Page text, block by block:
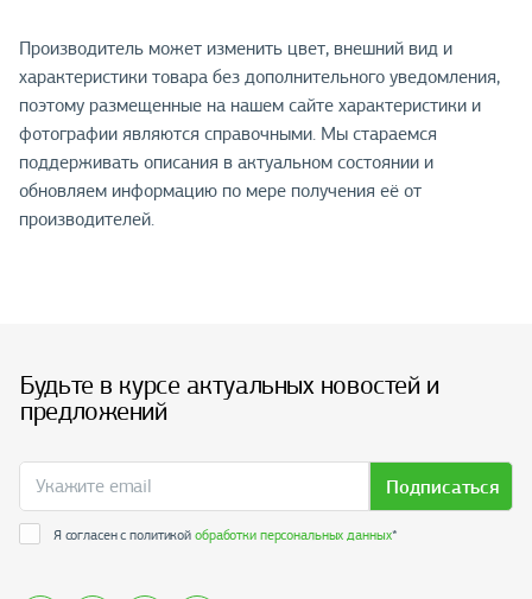
Производитель может изменить цвет, внешний вид и
характеристики товара без дополнительного уведомления,
поэтому размещенные на нашем сайте характеристики и
фотографии являются справочными. Мы стараемся
поддерживать описания в актуальном состоянии и
обновляем информацию по мере получения её от
производителей.
Будьте в курсе актуальных новостей и
предложений
Подписаться
Я согласен с политикойобработки персональных данных*